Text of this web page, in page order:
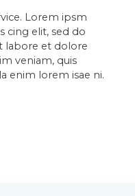
Lorem ipsm
cing elit, sed do
labore et dolore
veniam, quis
enim lorem isae ni.